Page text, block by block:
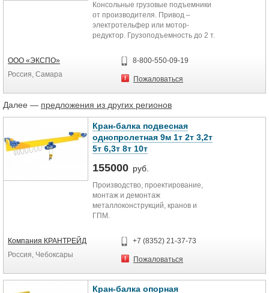
Консольные грузовые подъемники
от производителя. Привод –
электротельфер или мотор-
редуктор. Грузоподъемность до 2 т.
ООО «ЭКСПО»
Россия, Самара
8-800-550-09-19
Пожаловаться
Далее — предложения из других регионов
Кран-балка подвесная
однопролетная 9м 1т 2т 3,2т
5т 6,3т 8т 10т
155000 руб.
Производство, проектирование,
монтаж и демонтаж
металлоконструкций, кранов и
ГПМ.
электрическими талями
(электротельферами) Болгарского
и Российского производства.
плавного пуска на ход либо подъем
Компания КРАНТРЕЙД
Россия, Чебоксары
+7 (8352) 21-37-73
Пожаловаться
Кран-балка опорная